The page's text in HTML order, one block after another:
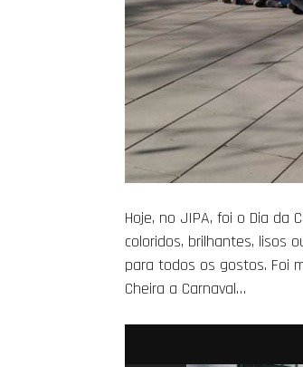
Hoje, no JIPA, foi o Dia da
coloridos, brilhantes, lisos
para todos os gostos. Foi
Cheira a Carnaval…